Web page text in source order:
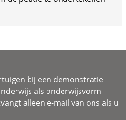
bij een demonstratie
als onderwijsvorm
alleen e-mail van ons als u